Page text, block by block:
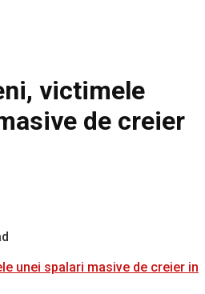
victimele
de creier